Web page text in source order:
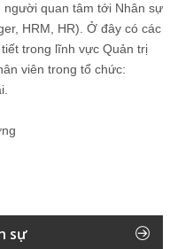
quan tâm tới Nhân sự
HRM, HR). Ở đây có các
trong lĩnh vực Quản trị
viên trong tổ chức:
sự